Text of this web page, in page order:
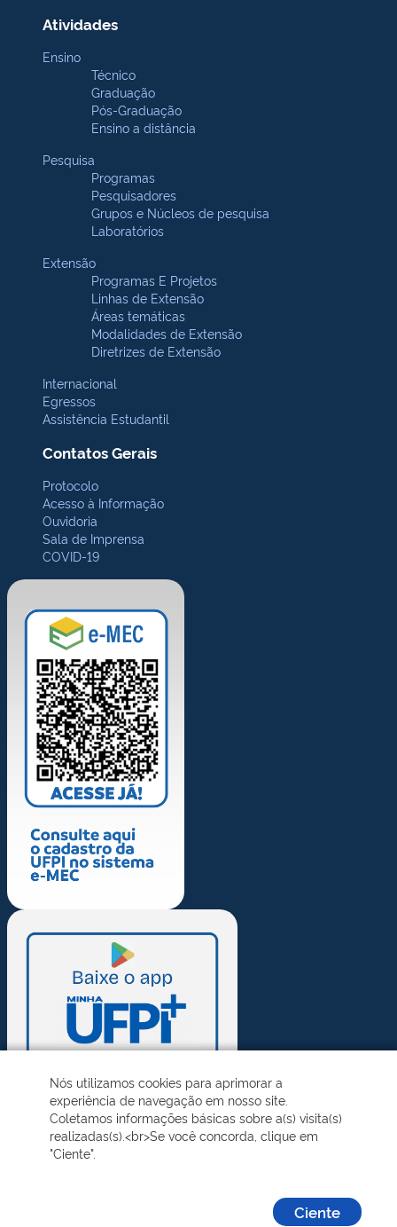
Atividades
Ensino
Técnico
Graduação
Pós-Graduação
Ensino a distância
Pesquisa
Programas
Pesquisadores
Grupos e Núcleos de pesquisa
Laboratórios
Extensão
Programas E Projetos
Linhas de Extensão
Áreas temáticas
Modalidades de Extensão
Diretrizes de Extensão
Internacional
Egressos
Assistência Estudantil
Contatos Gerais
Protocolo
Acesso à Informação
Ouvidoria
Sala de Imprensa
COVID-19
Nós utilizamos cookies para aprimorar a
experiência de navegação em nosso site.
Coletamos informações básicas sobre a(s) visita(s)
realizadas(s).<br>Se você concorda, clique em
"Ciente".
Ciente